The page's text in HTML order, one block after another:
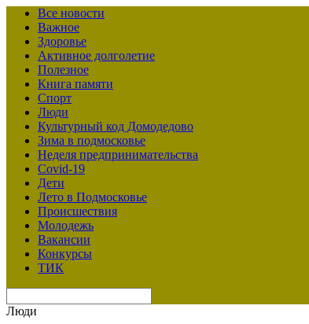
Все новости
Важное
Здоровье
Активное долголетие
Полезное
Книга памяти
Спорт
Люди
Культурный код Домодедово
Зима в подмосковье
Неделя предпринимательства
Covid-19
Дети
Лето в Подмосковье
Происшествия
Молодежь
Вакансии
Конкурсы
ТИК
Люди